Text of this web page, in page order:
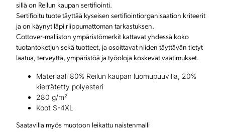
r
i
o
l
sillä on Reilun kaupan sertifiointi.
Sertifioitu tuote täyttää kyseisen sertifiointiorganisaation kriteerit
ja on käynyt läpi riippumattoman tarkastuksen.
Cottover-malliston ympäristömerkit kattavat yhdessä koko
tuotantoketjun sekä tuotteet, ja osoittavat niiden täyttävän tietyt
laatua, terveyttä, ympäristöä ja työoloja koskevat vaatimukset.
Materiaali 80% Reilun kaupan luomupuuvilla, 20%
kierrätetty polyesteri
280 g/m²
Koot S-4XL
Saatavilla myös muotoon leikattu naistenmalli